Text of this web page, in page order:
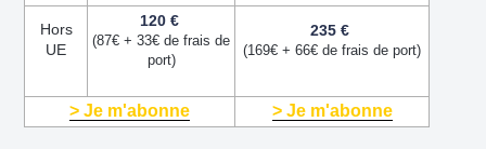
Hors
UE
120 €
(87€ + 33€ de frais de
port)
235 €
(169€ + 66€ de frais de port)
> Je m'abonne > Je m'abonne